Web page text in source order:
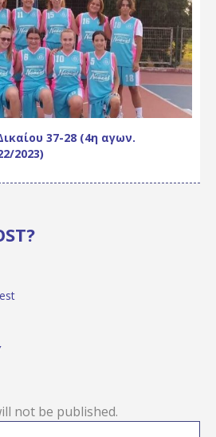
37-28 (4η αγων.
2023)
not be published.